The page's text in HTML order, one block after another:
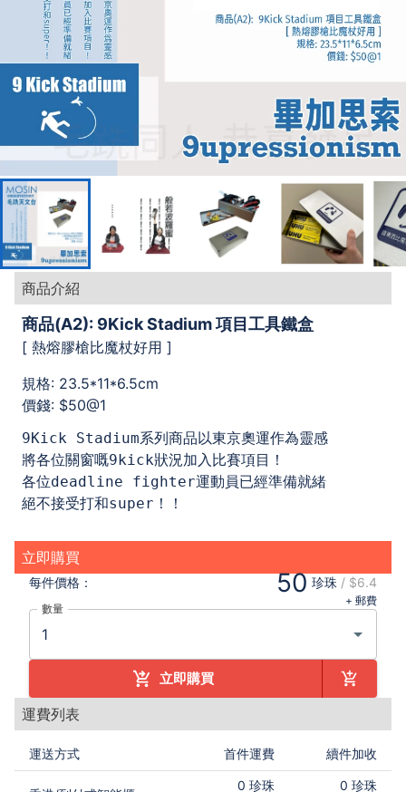
商品介紹
商品(A2): 9Kick Stadium 項目工具鐵盒
[ 熱熔膠槍比魔杖好用 ]
規格: 23.5*11*6.5cm
價錢: $50@1
9Kick Stadium系列商品以東京奧運作為靈感
將各位關窗嘅9kick狀況加入比賽項目！
各位deadline fighter運動員已經準備就緒
絕不接受打和super！！
立即購買
每件價格： 50 珍珠 / $6.4
+ 郵費
數量
立即購買
運費列表
運送方式 首件運費 續件加收
0 珍珠 0 珍珠